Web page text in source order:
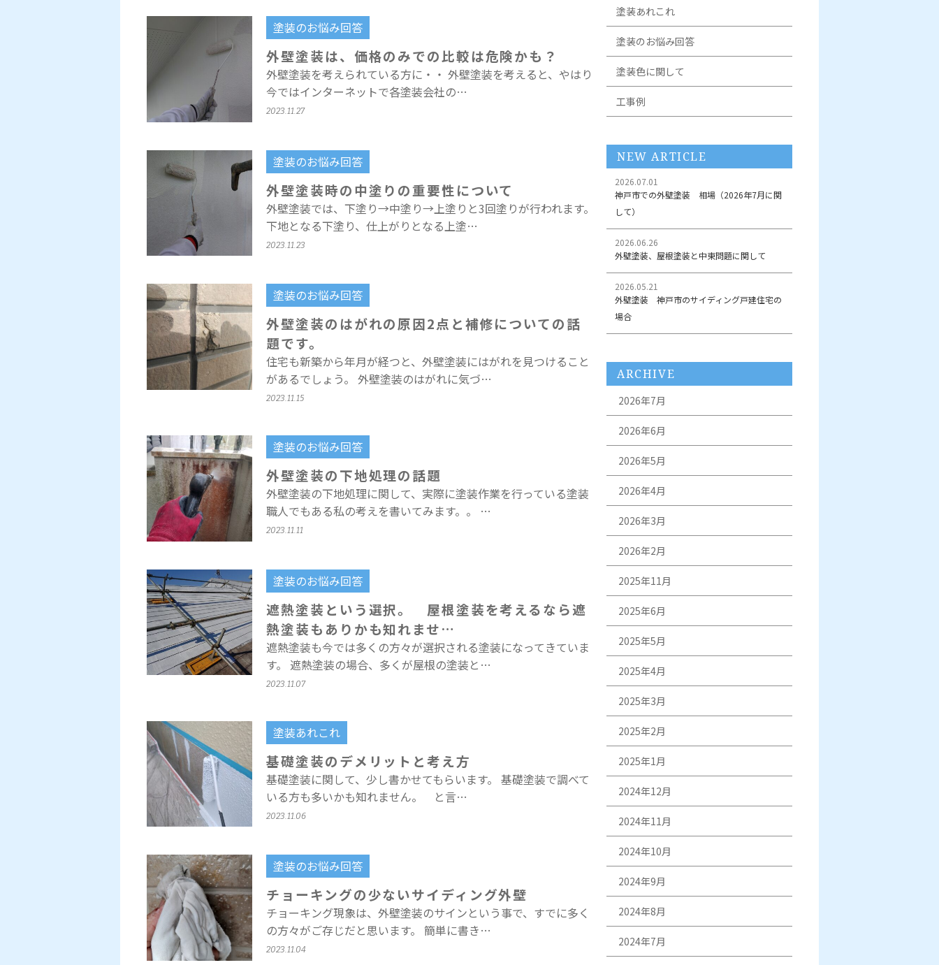
塗装のお悩み回答
外壁塗装は、価格のみでの比較は危険かも？
外壁塗装を考えられている方に・・ 外壁塗装を考えると、やはり
今ではインターネットで各塗装会社の…
2023.11.27
塗装のお悩み回答
外壁塗装時の中塗りの重要性について
外壁塗装では、下塗り→中塗り→上塗りと3回塗りが行われます。
下地となる下塗り、仕上がりとなる上塗…
2023.11.23
塗装のお悩み回答
外壁塗装のはがれの原因2点と補修についての話
題です。
住宅も新築から年月が経つと、外壁塗装にはがれを見つけること
があるでしょう。 外壁塗装のはがれに気づ…
2023.11.15
塗装のお悩み回答
外壁塗装の下地処理の話題
外壁塗装の下地処理に関して、実際に塗装作業を行っている塗装
職人でもある私の考えを書いてみます。。 …
2023.11.11
塗装のお悩み回答
遮熱塗装という選択。 屋根塗装を考えるなら遮
熱塗装もありかも知れませ…
遮熱塗装も今では多くの方々が選択される塗装になってきていま
す。 遮熱塗装の場合、多くが屋根の塗装と…
2023.11.07
塗装あれこれ
基礎塗装のデメリットと考え方
基礎塗装に関して、少し書かせてもらいます。 基礎塗装で調べて
いる方も多いかも知れません。 と言…
2023.11.06
塗装のお悩み回答
チョーキングの少ないサイディング外壁
チョーキング現象は、外壁塗装のサインという事で、すでに多く
の方々がご存じだと思います。 簡単に書き…
2023.11.04
塗装あれこれ
塗装のお悩み回答
塗装色に関して
工事例
NEW ARTICLE
2026.07.01
神戸市での外壁塗装 相場（2026年7月に関
して）
2026.06.26
外壁塗装、屋根塗装と中東問題に関して
2026.05.21
外壁塗装 神戸市のサイディング戸建住宅の
場合
ARCHIVE
2026年7月
2026年6月
2026年5月
2026年4月
2026年3月
2026年2月
2025年11月
2025年6月
2025年5月
2025年4月
2025年3月
2025年2月
2025年1月
2024年12月
2024年11月
2024年10月
2024年9月
2024年8月
2024年7月